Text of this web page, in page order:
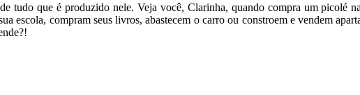
tudo que é produzido nele. Veja você, Clarinha, quando compra um picolé
escola, compram seus livros, abastecem o carro ou constroem e vendem